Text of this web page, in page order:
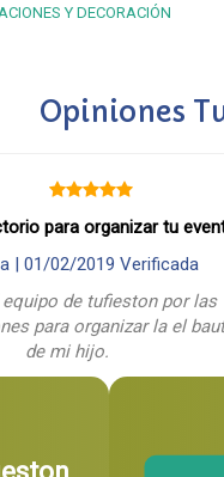
Y DECORACIÓN
Opiniones
para organizar tu
| 01/02/2019 Verificada
equipo de tufieston por las
para organizar la el
de mi hijo.